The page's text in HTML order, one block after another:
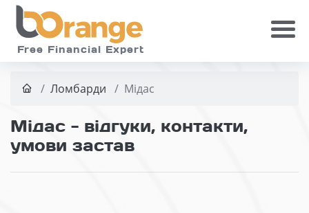
Skip to main
Free Financial Expert
Ломбарди Мідас
Мідас - відгуки, контакти,
умови застав